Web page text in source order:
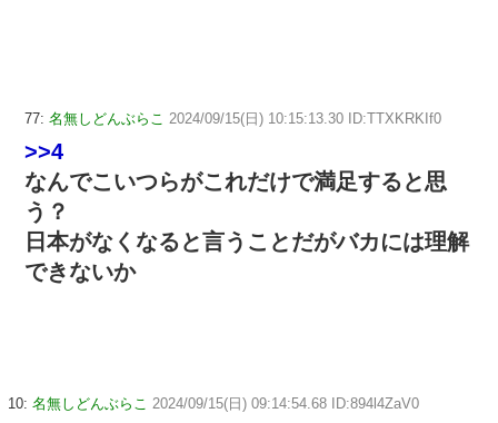
77: 名無しどんぶらこ 2024/09/15(日) 10:15:13.30 ID:TTXKRKIf0
>>4
なんでこいつらがこれだけで満足すると思
う？
日本がなくなると言うことだがバカには理解
できないか
10: 名無しどんぶらこ 2024/09/15(日) 09:14:54.68 ID:894l4ZaV0